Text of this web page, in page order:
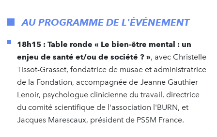
AU PROGRAMME DE L'ÉVÉNEMENT
18h15 : Table ronde « Le bien-être mental : un
enjeu de santé et/ou de société ? », avec Christelle
Tissot-Grasset, fondatrice de mūsae et administratrice
de la Fondation, accompagnée de Jeanne Gauthier-
Lenoir, psychologue clinicienne du travail, directrice
du comité scientifique de l'association l'BURN, et
Jacques Marescaux, président de PSSM France.